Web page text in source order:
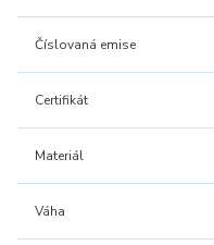
Číslovaná emise
Certifikát
Materiál
Váha